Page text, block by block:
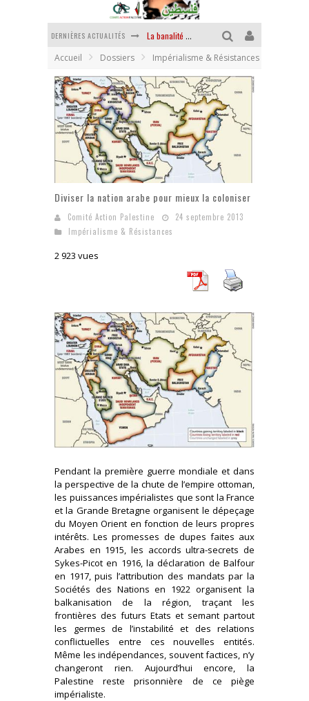
DERNIÈRES ACTUALITÉS La banalité du mal colonial
Yankees, Go home !
Chantage terroriste
La révolution ou rien
Des accords de paix sans le peuple et contre le peuple
La puissance américaine en peau de chagrin
Accueil Dossiers Impérialisme & Résistances
Diviser la nation arabe pour mieux la coloniser
Comité Action Palestine
24 septembre 2013
Impérialisme & Résistances
2 923 vues
Pendant la première guerre mondiale et dans
la perspective de la chute de l’empire ottoman,
les puissances impérialistes que sont la France
et la Grande Bretagne organisent le dépeçage
du Moyen Orient en fonction de leurs propres
intérêts. Les promesses de dupes faites aux
Arabes en 1915, les accords ultra-secrets de
Sykes-Picot en 1916, la déclaration de Balfour
en 1917, puis l’attribution des mandats par la
Sociétés des Nations en 1922 organisent la
balkanisation de la région, traçant les
frontières des futurs Etats et semant partout
les germes de l’instabilité et des relations
conflictuelles entre ces nouvelles entités.
Même les indépendances, souvent factices, n’y
changeront rien. Aujourd’hui encore, la
Palestine reste prisonnière de ce piège
impérialiste.